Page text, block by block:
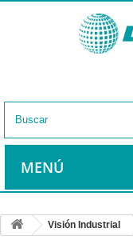
MENÚ
Visión Industrial